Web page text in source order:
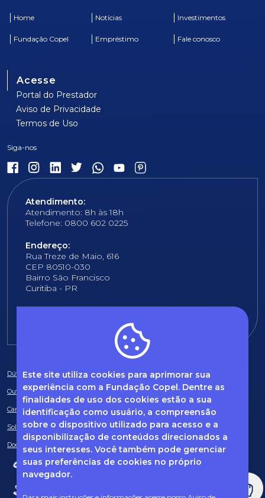
Este site utiliza cookies para aprimorar sua
experiência com a Fundação Copel. Dentre as
finalidades de uso dos cookies estão a sua
identificação como usuário, a compreensão
sobre o dispositivo utilizado para acesso e a
disponibilização de conteúdos direcionados a
seus interesses. Você também pode gerenciar
suas preferências de cookies no próprio
navegador.
Home Notícias Investimentos
Fundação Copel Empréstimo Fale conosco
Acesse
Portal do Prestador
Aviso de Privacidade
Termos de Uso
Atendimento:
Atendimento: 8h às 18h
Telefone: 0800 602 0225
Endereço:
Rua Treze de Maio, 616
CEP 80510-030
Bairro São Francisco
Curitiba - PR
Dúvidas frequentes
Ouvidoria
Canal de Denúncias
Solicitação de informações
Documentos obrigatórios